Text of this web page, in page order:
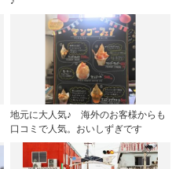
地元に大人気♪ 海外のお客様からも
口コミで人気。おいしずぎです